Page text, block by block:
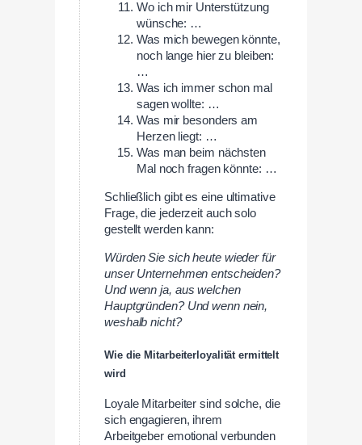
Wo ich mir Unterstützung
wünsche: …
Was mich bewegen könnte,
noch lange hier zu bleiben:
…
Was ich immer schon mal
sagen wollte: …
Was mir besonders am
Herzen liegt: …
Was man beim nächsten
Mal noch fragen könnte: …
Schließlich gibt es eine ultimative
Frage, die jederzeit auch solo
gestellt werden kann:
Würden Sie sich heute wieder für
unser Unternehmen entscheiden?
Und wenn ja, aus welchen
Hauptgründen? Und wenn nein,
weshalb nicht?
Wie die Mitarbeiterloyalität ermittelt
wird
Loyale Mitarbeiter sind solche, die
sich engagieren, ihrem
Arbeitgeber emotional verbunden